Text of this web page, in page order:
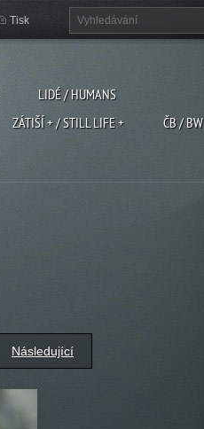
LIDÉ / HUMANS
ZÁTIŠÍ + / STILL LIFE +
ČB / BW
Tisk
Následující